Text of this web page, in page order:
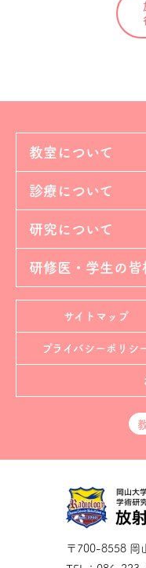
教室について
診療について
研究について
研修医・学生の皆
〒700-8558 岡
サイトマップ
プライバシーポリシ